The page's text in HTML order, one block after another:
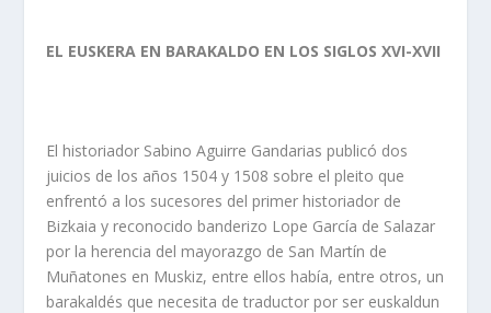
EL EUSKERA EN BARAKALDO EN LOS SIGLOS XVI-XVII
El historiador Sabino Aguirre Gandarias publicó dos
juicios de los años 1504 y 1508 sobre el pleito que
enfrentó a los sucesores del primer historiador de
Bizkaia y reconocido banderizo Lope García de Salazar
por la herencia del mayorazgo de San Martín de
Muñatones en Muskiz, entre ellos había, entre otros, un
barakaldés que necesita de traductor por ser euskaldun